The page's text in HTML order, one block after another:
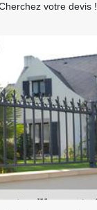
votre devis !